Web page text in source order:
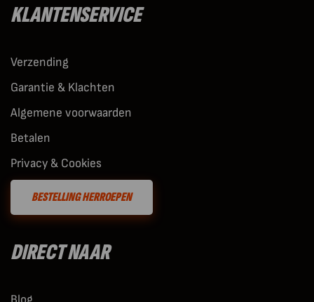
KLANTENSERVICE
Verzending
Garantie & Klachten
Algemene voorwaarden
Betalen
Privacy & Cookies
BESTELLING HERROEPEN
DIRECT NAAR